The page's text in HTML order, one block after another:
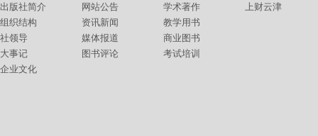
出版社简介
组织结构
社领导
大事记
企业文化
网站公告
资讯新闻
媒体报道
图书评论
学术著作
教学用书
商业图书
考试培训
上财云津